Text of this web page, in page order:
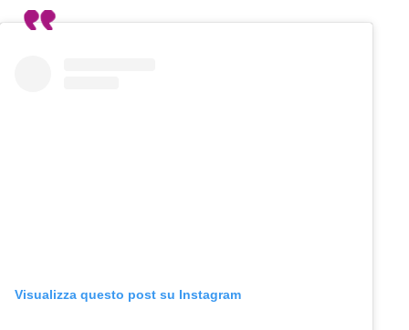
Visualizza questo post su Instagram